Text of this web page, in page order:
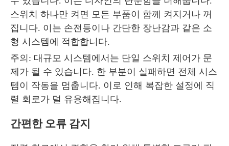
스위치 하나만 ​​켜면 모든 부품이 함께 켜지거나 꺼
집니다. 이는 손전등이나 간단한 장난감과 같은 소
형 시스템에 적합합니다.
주의: 대규모 시스템에서는 단일 스위치 제어가 문
제가 될 수 있습니다. 한 부분이 실패하면 전체 시스
템이 작동을 멈춥니다. 이로 인해 복잡한 설정에 직
렬 회로가 덜 유용해집니다.
간편한 오류 감지